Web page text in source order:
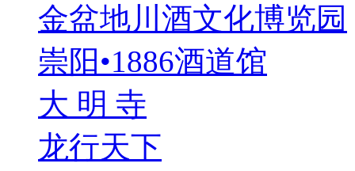
金盆地川酒文化博览园
崇阳•1886酒道馆
大 明 寺
龙行天下